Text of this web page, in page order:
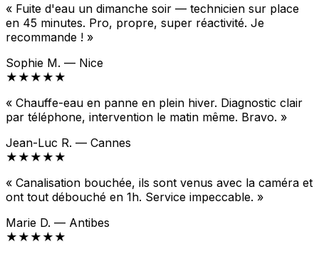
« Fuite d'eau un dimanche soir — technicien sur place
en 45 minutes. Pro, propre, super réactivité. Je
recommande ! »
Sophie M. — Nice
★★★★★
« Chauffe-eau en panne en plein hiver. Diagnostic clair
par téléphone, intervention le matin même. Bravo. »
Jean-Luc R. — Cannes
★★★★★
« Canalisation bouchée, ils sont venus avec la caméra et
ont tout débouché en 1h. Service impeccable. »
Marie D. — Antibes
★★★★★